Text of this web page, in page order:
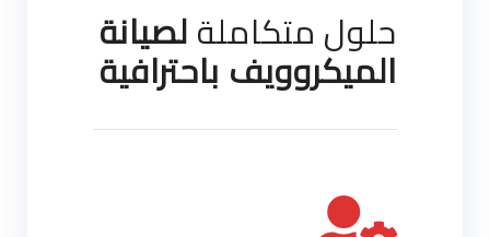
حلول متكاملةلصيانة
الميكروويف باحترافية